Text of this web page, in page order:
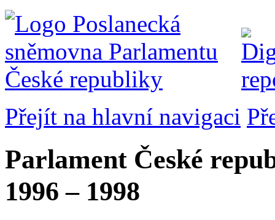
Přejít na hlavní navigaci
Parlament České
1996 – 1998